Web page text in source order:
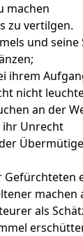
machen
zu vertilgen.
und
ihrem
nicht
an der
ihr Unrecht
Gefürchteten
machen
als